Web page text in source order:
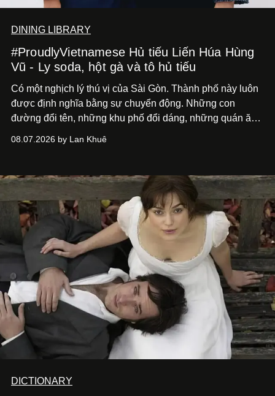
DINING LIBRARY
#ProudlyVietnamese Hủ tiếu Liến Húa Hùng
Vũ - Ly soda, hột gà và tô hủ tiếu
Có một nghịch lý thú vị của Sài Gòn. Thành phố này luôn
được định nghĩa bằng sự chuyển động. Những con
đường đổi tên, những khu phố đổi dáng, những quán ăn
nói về cái mới, về xu hướng tiếp theo, về những điều
08.07.2026 by Lan Khuê
DICTIONARY